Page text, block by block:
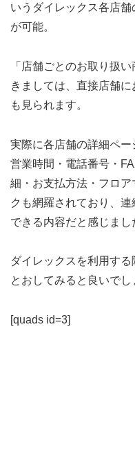
いうダイレックス各店舗
が可能。
「店舗ごとのお取り扱
きましては、直接店舗
も見られます。
実際に各店舗の詳細ペー
営業時間・電話番号・
細・お支払方法・フロ
クも網羅されており、
できる内容だと感じまし
ダイレックスを利用す
とおしてみると良いでし
[quads id=3]